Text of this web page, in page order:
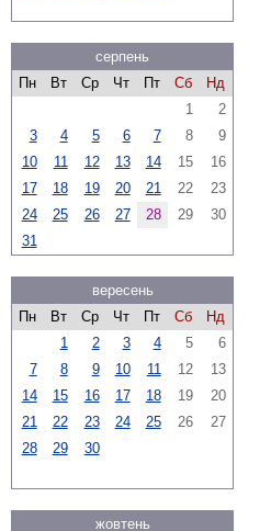
серпень
Пн
Вт Ср Чт Пт Сб
Нд
1
2
3
4 5 6 7 8
9
10
11 12 13 14 15
16
17
18 19 20 21 22
23
24
25 26 27 28 29
30
31
вересень
Пн
Вт Ср Чт Пт Сб
Нд
1
2 3 4 5
6
7
8 9 10 11 12
13
14
15 16 17 18 19
20
21
22 23 24 25 26
27
28
29 30
жовтень